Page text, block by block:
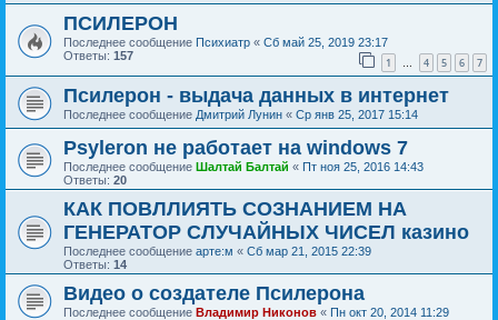
ПСИЛЕРОН
Последнее сообщение Психиатр « Сб май 25, 2019 23:17
Ответы: 157 1 … 4 5 6 7
Псилерон - выдача данных в интернет
Последнее сообщение Дмитрий Лунин « Ср янв 25, 2017 15:14
Psyleron не работает на windows 7
Последнее сообщение Шалтай Балтай « Пт ноя 25, 2016 14:43
Ответы: 20
КАК ПОВЛЛИЯТЬ СОЗНАНИЕМ НА
ГЕНЕРАТОР СЛУЧАЙНЫХ ЧИСЕЛ казино
Последнее сообщение арте:м « Сб мар 21, 2015 22:39
Ответы: 14
Видео о создателе Псилерона
Последнее сообщение Владимир Никонов « Пн окт 20, 2014 11:29